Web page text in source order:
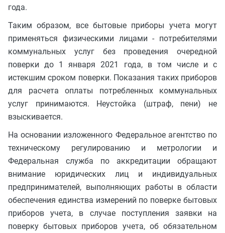
года.
Таким образом, все бытовые приборы учета могут
применяться физическими лицами - потребителями
коммунальных услуг без проведения очередной
поверки до 1 января 2021 года, в том числе и с
истекшим сроком поверки. Показания таких приборов
для расчета оплаты потребленных коммунальных
услуг принимаются. Неустойка (штраф, пени) не
взыскивается.
На основании изложенного Федеральное агентство по
техническому регулированию и метрологии и
Федеральная служба по аккредитации обращают
внимание юридических лиц и индивидуальных
предпринимателей, выполняющих работы в области
обеспечения единства измерений по поверке бытовых
приборов учета, в случае поступления заявки на
поверку бытовых приборов учета, об обязательном